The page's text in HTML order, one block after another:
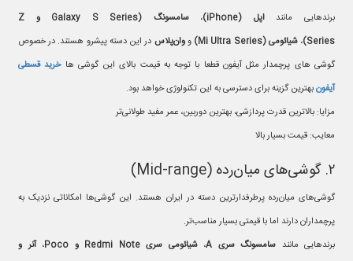
برندهایی ماننداپل (iPhone) ،سامسونگ (Galaxy S Series و
Z
Series) ،شیائومی(Mi Ultra Series) ووان‌پلاس در این دسته پیشرو هستند. در خصوص
گوشی های پرچمدار مثل آیفون قطعا با توجه به قیمت بالای این گوشی هاخرید قسطی
آیفونبهترین گزینه برای دسترسی به این تکنولوژی خواهد بود.
مزایا: بالاترین قدرت پردازشی، بهترین دوربین، عمر مفید طولانی‌تر
معایب: قیمت بسیار بالا
۲. گوشی‌های میان‌رده (Mid-range)
گوشی‌های میان‌رده پرطرفدارترین دسته در ایران هستند. این گوشی‌ها امکاناتی نزدیک به
پرچمداران دارند اما با قیمتی بسیار مناسب‌تر.
برندهایی مانند سامسونگ سری ،شیائومی سری Redmi Note و ،آنر و